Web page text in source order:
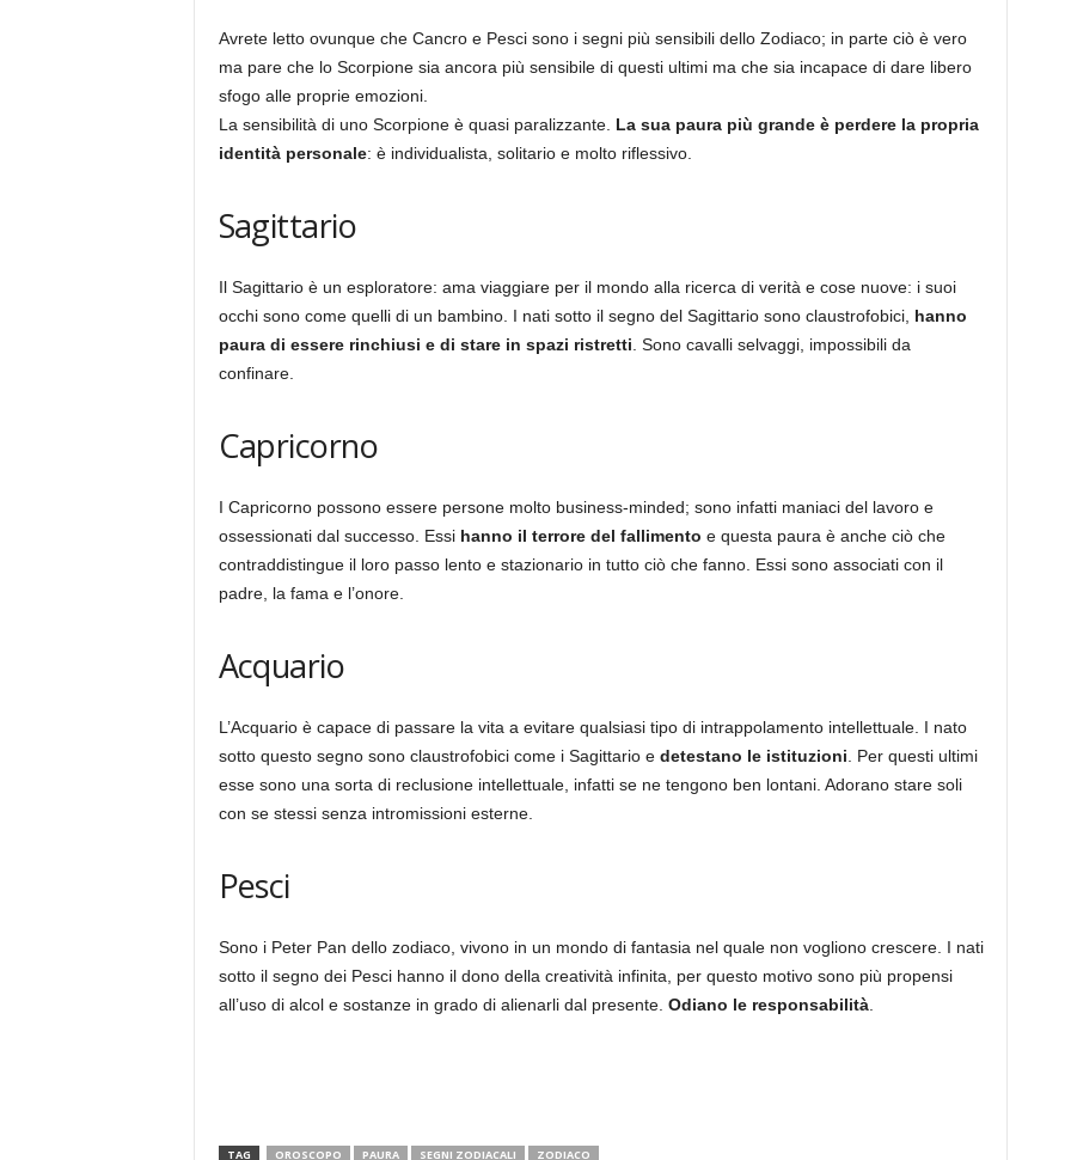
Avrete letto ovunque che Cancro e Pesci sono i segni più sensibili dello Zodiaco; in parte ciò è vero
ma pare che lo Scorpione sia ancora più sensibile di questi ultimi ma che sia incapace di dare libero
sfogo alle proprie emozioni.
La sensibilità di uno Scorpione è quasi paralizzante. La sua paura più grande è perdere la propria
identità personale: è individualista, solitario e molto riflessivo.
Sagittario
Il Sagittario è un esploratore: ama viaggiare per il mondo alla ricerca di verità e cose nuove: i suoi
occhi sono come quelli di un bambino. I nati sotto il segno del Sagittario sono claustrofobici, hanno
paura di essere rinchiusi e di stare in spazi ristretti . Sono cavalli selvaggi, impossibili da
confinare.
Capricorno
I Capricorno possono essere persone molto business-minded; sono infatti maniaci del lavoro e
ossessionati dal successo. Essi hanno il terrore del fallimento e questa paura è anche ciò che
contraddistingue il loro passo lento e stazionario in tutto ciò che fanno. Essi sono associati con il
padre, la fama e l’onore.
Acquario
L’Acquario è capace di passare la vita a evitare qualsiasi tipo di intrappolamento intellettuale. I nato
sotto questo segno sono claustrofobici come i Sagittario e detestano le istituzioni . Per questi ultimi
esse sono una sorta di reclusione intellettuale, infatti se ne tengono ben lontani. Adorano stare soli
con se stessi senza intromissioni esterne.
Pesci
Sono i Peter Pan dello zodiaco, vivono in un mondo di fantasia nel quale non vogliono crescere. I nati
sotto il segno dei Pesci hanno il dono della creatività infinita, per questo motivo sono più propensi
all’uso di alcol e sostanze in grado di alienarli dal presente. Odiano le responsabilità.
TAG OROSCOPO PAURA SEGNI ZODIACALI ZODIACO